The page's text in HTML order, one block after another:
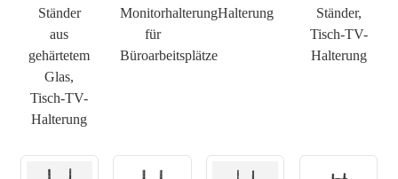
Ständer
aus
gehärtetem
Glas,
Tisch-TV-
Halterung
Monitorhalterung
für
Büroarbeitsplätze
Halterung
Ständer,
Tisch-TV-
Halterung
ANFRAGE EINREICHEN